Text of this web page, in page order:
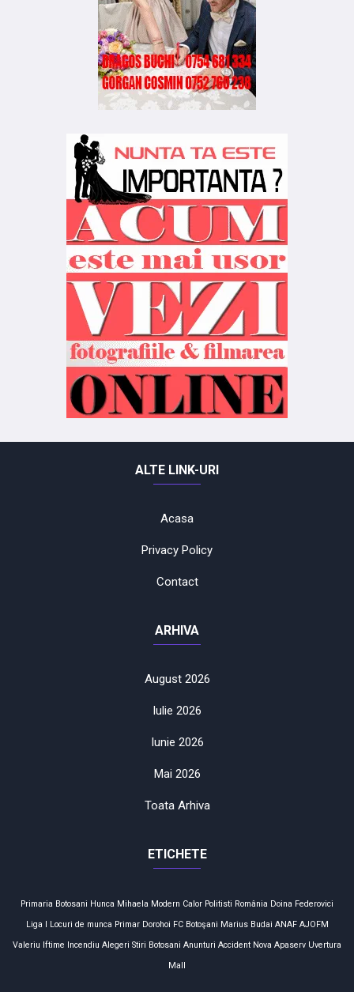
ALTE LINK-URI
Acasa
Privacy Policy
Contact
ARHIVA
August 2026
Iulie 2026
Iunie 2026
Mai 2026
Toata Arhiva
ETICHETE
Primaria Botosani Hunca Mihaela Modern Calor Politisti România Doina Federovici
Liga I Locuri de munca Primar Dorohoi FC Botoşani Marius Budai ANAF AJOFM
Valeriu Iftime Incendiu Alegeri Stiri Botosani Anunturi Accident Nova Apaserv Uvertura
Mall